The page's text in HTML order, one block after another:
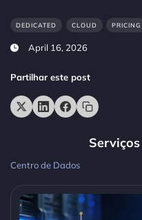
DEDICATED CLOUD PRICING
April 16, 2026
Partilhar este post
Centro de Dados